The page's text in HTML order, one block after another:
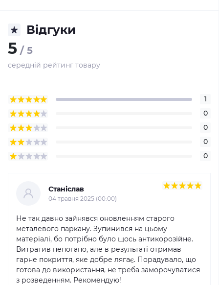
Відгуки
5 / 5
середній рейтинг товару
1
0
0
0
0
Станіслав
04 травня 2025 (00:00)
Не так давно зайнявся оновленням старого
металевого паркану. Зупинився на цьому
матеріалі, бо потрібно було щось антикорозійне.
Витратив непогано, але в результаті отримав
гарне покриття, яке добре лягає. Порадувало, що
готова до використання, не треба заморочуватися
з розведенням. Рекомендую!